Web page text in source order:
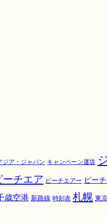
ジア・ジャパン キャンペーン運賃
ーチエア ピーチエアー ピー
歳空港 新路線 時刻表 札幌 東